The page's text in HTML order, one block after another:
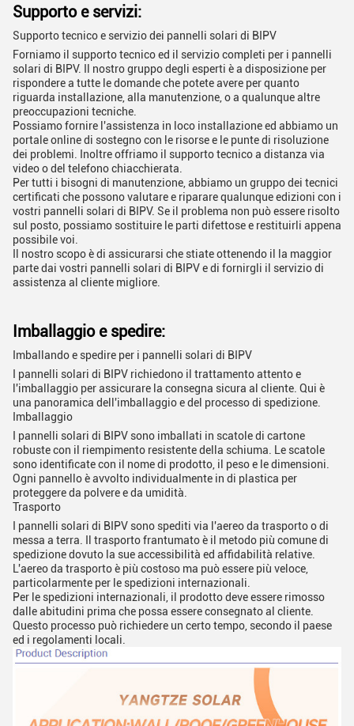
Supporto e servizi:
Supporto tecnico e servizio dei pannelli solari di BIPV
Forniamo il supporto tecnico ed il servizio completi per i pannelli
solari di BIPV. Il nostro gruppo degli esperti è a disposizione per
rispondere a tutte le domande che potete avere per quanto
riguarda installazione, alla manutenzione, o a qualunque altre
preoccupazioni tecniche.
Possiamo fornire l'assistenza in loco installazione ed abbiamo un
portale online di sostegno con le risorse e le punte di risoluzione
dei problemi. Inoltre offriamo il supporto tecnico a distanza via
video o del telefono chiacchierata.
Per tutti i bisogni di manutenzione, abbiamo un gruppo dei tecnici
certificati che possono valutare e riparare qualunque edizioni con i
vostri pannelli solari di BIPV. Se il problema non può essere risolto
sul posto, possiamo sostituire le parti difettose e restituirli appena
possibile voi.
Il nostro scopo è di assicurarsi che stiate ottenendo il la maggior
parte dai vostri pannelli solari di BIPV e di fornirgli il servizio di
assistenza al cliente migliore.
Imballaggio e spedire:
Imballando e spedire per i pannelli solari di BIPV
I pannelli solari di BIPV richiedono il trattamento attento e
l'imballaggio per assicurare la consegna sicura al cliente. Qui è
una panoramica dell'imballaggio e del processo di spedizione.
Imballaggio
I pannelli solari di BIPV sono imballati in scatole di cartone
robuste con il riempimento resistente della schiuma. Le scatole
sono identificate con il nome di prodotto, il peso e le dimensioni.
Ogni pannello è avvolto individualmente in di plastica per
proteggere da polvere e da umidità.
Trasporto
I pannelli solari di BIPV sono spediti via l'aereo da trasporto o di
messa a terra. Il trasporto frantumato è il metodo più comune di
spedizione dovuto la sue accessibilità ed affidabilità relative.
L'aereo da trasporto è più costoso ma può essere più veloce,
particolarmente per le spedizioni internazionali.
Per le spedizioni internazionali, il prodotto deve essere rimosso
dalle abitudini prima che possa essere consegnato al cliente.
Questo processo può richiedere un certo tempo, secondo il paese
ed i regolamenti locali.